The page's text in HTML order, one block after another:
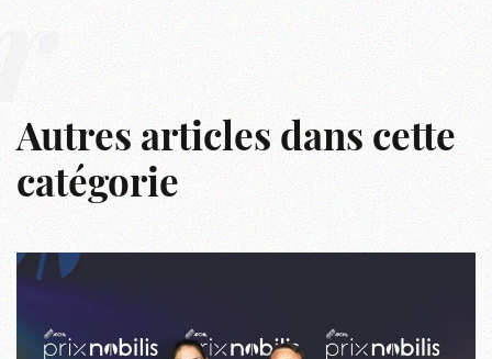
Autres articles dans cette
catégorie